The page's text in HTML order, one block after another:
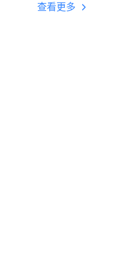
查看更多